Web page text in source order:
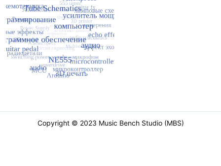
Copyright © 2023 Music Bench Studio (MBS)